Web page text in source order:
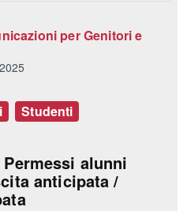
per Genitori e
Studenti
alunni
anticipata /